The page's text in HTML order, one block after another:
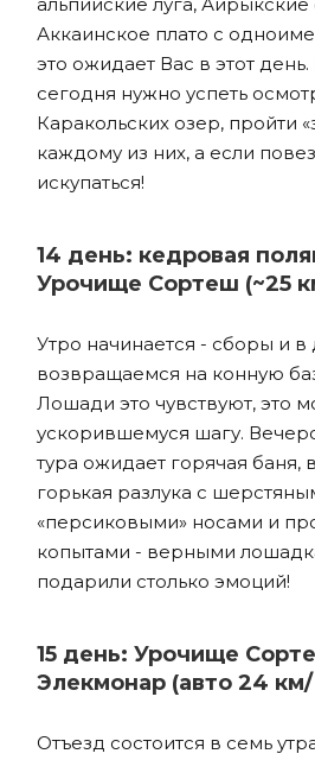
Аккаинское плато с
это ожидает Вас в этот
сегодня нужно успеть
Каракольских озер, пройти
каждому из них, а если
искупаться!
14 день: кедровая
Урочище Сортеш (~25
Утро начинается - сборы и в
возвращаемся на конную
Лошади это чувствуют, это
ускорившемуся шагу.
тура ожидает горячая баня,
горькая разлука с
«персиковыми» носами и
копытами - верными
подарили столько эмоций!
15 день: Урочище
Элекмонар (авто 24 км/
Отъезд состоится в семь